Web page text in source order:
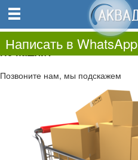
0.00
0
Не нашли?
Позвоните нам, мы подскажем
Написать в WhatsApp